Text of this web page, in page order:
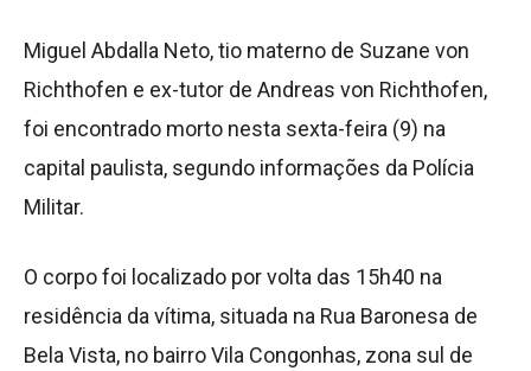
Miguel Abdalla Neto, tio materno de Suzane von
Richthofen e ex-tutor de Andreas von Richthofen,
foi encontrado morto nesta sexta-feira (9) na
capital paulista, segundo informações da Polícia
Militar.
O corpo foi localizado por volta das 15h40 na
residência da vítima, situada na Rua Baronesa de
Bela Vista, no bairro Vila Congonhas, zona sul de